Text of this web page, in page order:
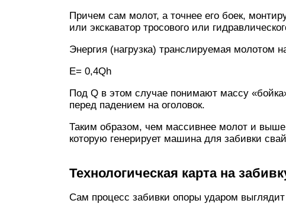
Причем сам молот, а точнее его боек,
или экскаватор тросового или
Энергия (нагрузка) транслируемая молотом
Е= 0,4Qh
Под Q в этом случае понимают массу
перед падением на оголовок.
Таким образом, чем массивнее молот и
которую генерирует машина для забивки
Технологическая карта на
Сам процесс забивки опоры ударом